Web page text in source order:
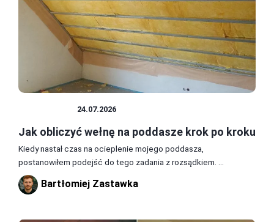
24.07.2026
Jak obliczyć wełnę na poddasze krok po kroku
Kiedy nastał czas na ocieplenie mojego poddasza,
postanowiłem podejść do tego zadania z rozsądkiem. ...
Bartłomiej Zastawka